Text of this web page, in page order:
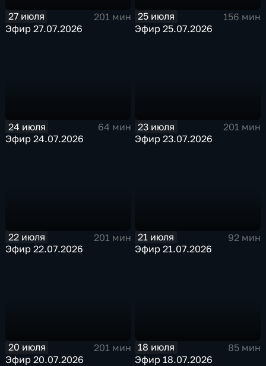
27 июля
201 мин
Эфир 27.07.2026
25 июля
156 мин
Эфир 25.07.2026
24 июля
64 мин
Эфир 24.07.2026
23 июля
201 мин
Эфир 23.07.2026
22 июля
201 мин
Эфир 22.07.2026
21 июля
92 мин
Эфир 21.07.2026
20 июля
201 мин
Эфир 20.07.2026
18 июля
85 мин
Эфир 18.07.2026